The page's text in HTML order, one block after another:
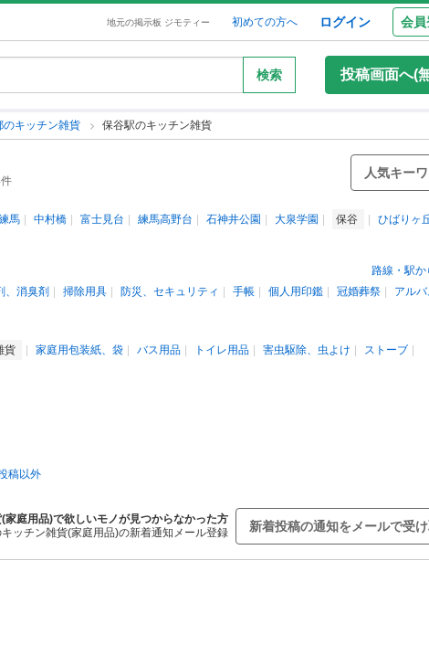
地元の掲示板 ジモティー 初めての方へ ログイン 会員
検索 投稿画面へ(
のキッチン雑貨 保谷駅のキッチン雑貨
人気キー
馬 中村橋 富士見台 練馬高野台 石神井公園 大泉学園 保谷
ひばりヶ
路線・駅か
、消臭剤 掃除用具 防災、セキュリティ 手帳 個人用印鑑 冠婚葬祭
アルバ
貨 家庭用包装紙、袋 バス用品 トイレ用品 害虫駆除、虫よけ
ストーブ
稿以外
庭用品)で欲しいモノが見つからなかった方
ッチン雑貨(家庭用品)の新着通知メール登録
新着投稿の通知をメールで受